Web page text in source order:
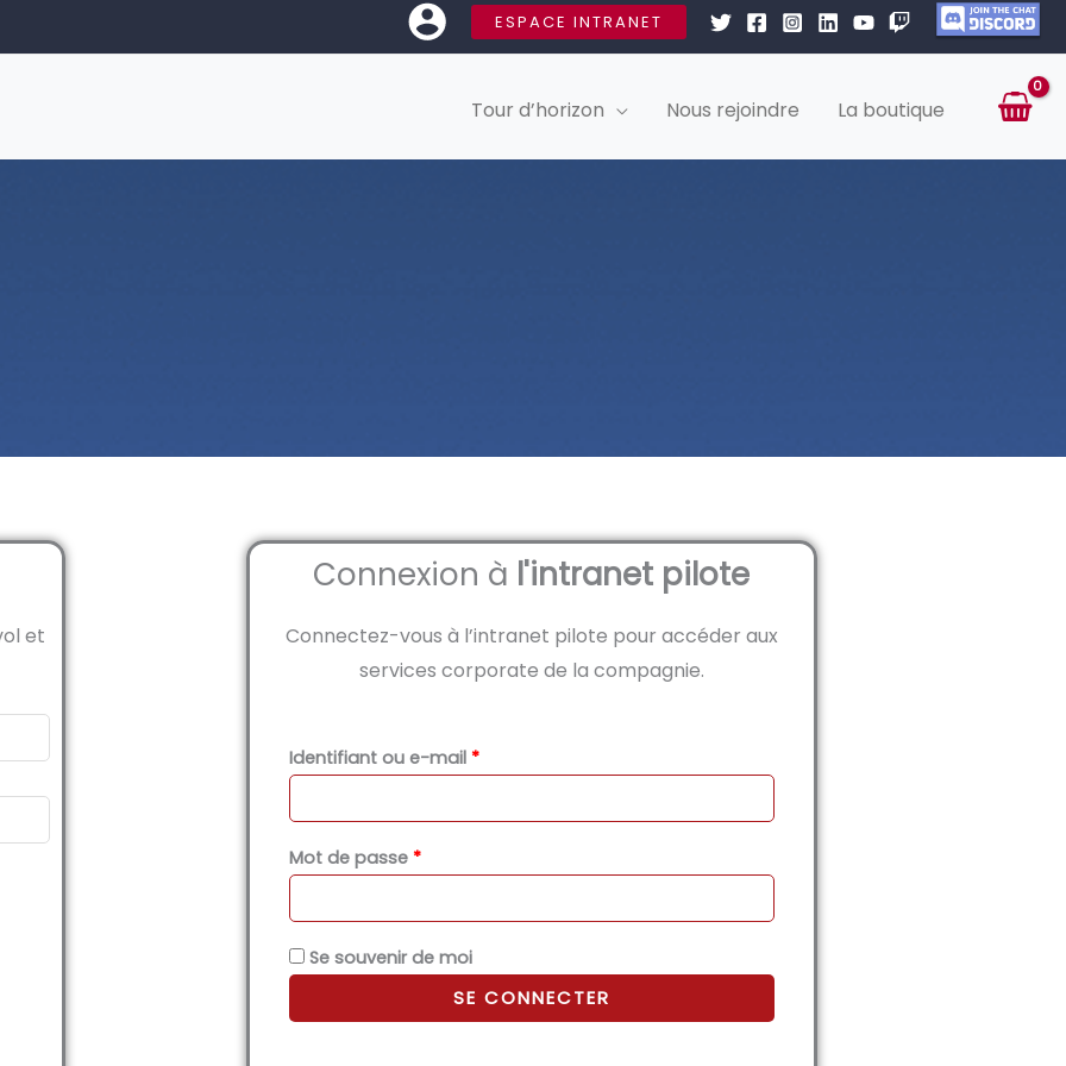
ESPACE INTRANET
Tour d’horizon Nous rejoindre La boutique
et
Connexion à l'intranet pilote
Connectez-vous à l’intranet pilote pour accéder aux
services corporate de la compagnie.
Identifiant ou e-mail *
Mot de passe *
Se souvenir de moi
SE CONNECTER